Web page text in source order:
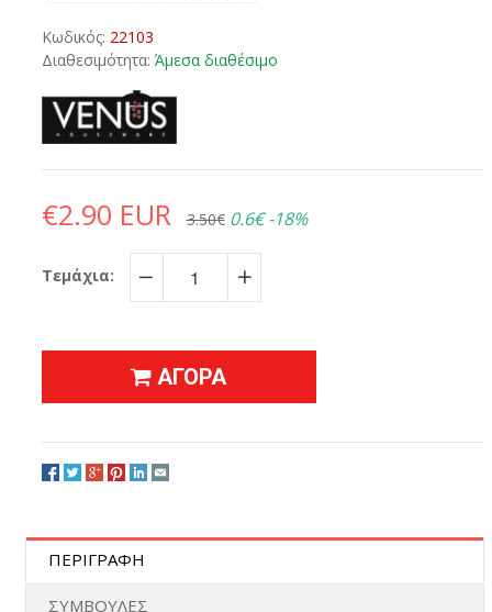
Κωδικός: 22103
Διαθεσιμότητα: Άμεσα διαθέσιμο
€2.90 EUR 3.50€ 0.6€ -18%
Τεμάχια:
− +
ΑΓΟΡΑ
ΠΕΡΙΓΡΑΦΗ
ΣΥΜΒΟΥΛΕΣ